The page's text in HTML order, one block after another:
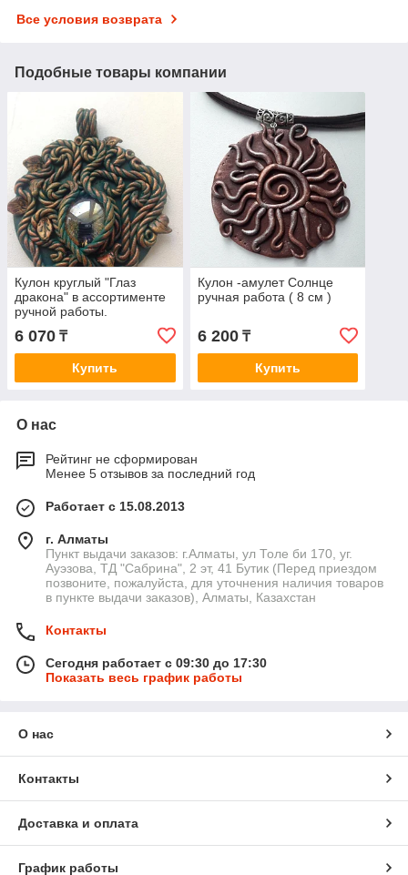
Все условия возврата
Подобные товары компании
Кулон круглый "Глаз
дракона" в ассортименте
ручной работы.
6 070 ₸
Купить
Кулон -амулет Солнце
ручная работа ( 8 см )
6 200₸
Купить
О нас
Рейтинг не сформирован
Менее 5 отзывов за последний год
Работает с 15.08.2013
г. Алматы
Пункт выдачи заказов: г.Алматы, ул Толе би 170, уг.
Ауэзова, ТД "Сабрина", 2 эт, 41 Бутик (Перед приездом
позвоните, пожалуйста, для уточнения наличия товаров
в пункте выдачи заказов), Алматы, Казахстан
Контакты
Сегодня работает с 09:30 до 17:30
Показать весь график работы
О нас
Контакты
Доставка и оплата
График работы